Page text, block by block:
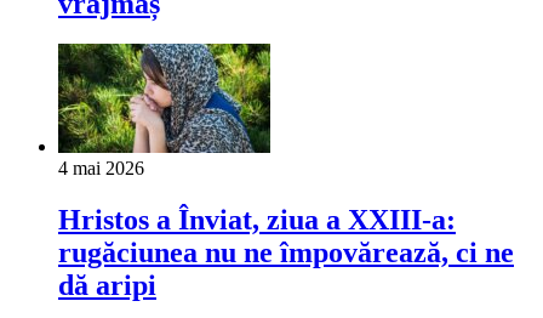
4 mai 2026
Hristos a Înviat, ziua a XXIII-a:
rugăciunea nu ne împovărează, ci ne
dă aripi